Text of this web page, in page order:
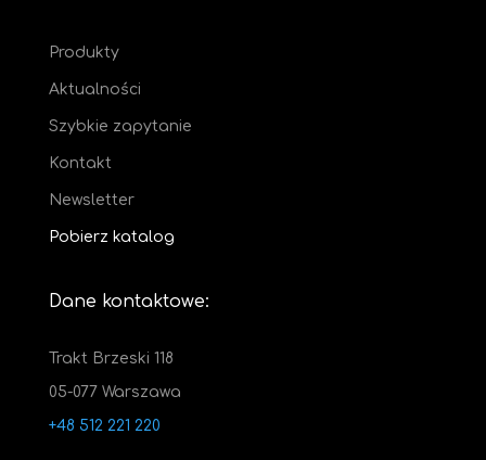
Produkty
Aktualności
Szybkie zapytanie
Kontakt
Newsletter
Pobierz katalog
Dane kontaktowe:
Trakt Brzeski 118
05-077 Warszawa
+48 512 221 220